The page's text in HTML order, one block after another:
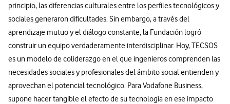
principio, las diferencias culturales entre los perfiles tecnológicos y
sociales generaron dificultades. Sin embargo, a través del
aprendizaje mutuo y el diálogo constante, la Fundación logró
construir un equipo verdaderamente interdisciplinar. Hoy, TECSOS
es un modelo de coliderazgo en el que ingenieros comprenden las
necesidades sociales y profesionales del ámbito social entienden y
aprovechan el potencial tecnológico. Para Vodafone Business,
supone hacer tangible el efecto de su tecnología en ese impacto